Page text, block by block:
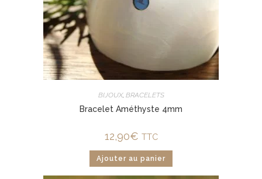
BIJOUX, BRACELETS
Bracelet Améthyste 4mm
12,90€ TTC
Ajouter au panier